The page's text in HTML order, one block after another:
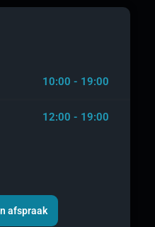
10:00 - 19:00
12:00 - 19:00
afspraak